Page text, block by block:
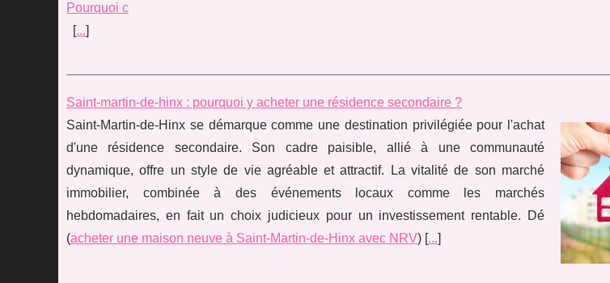
Pourquoi c
[...]
Saint-martin-de-hinx : pourquoi y acheter une résidence secondaire ?
Saint-Martin-de-Hinx se démarque comme une destination privilégiée pour l'achat
d'une résidence secondaire. Son cadre paisible, allié à une communauté
dynamique, offre un style de vie agréable et attractif. La vitalité de son marché
immobilier, combinée à des événements locaux comme les marchés
hebdomadaires, en fait un choix judicieux pour un investissement rentable. Dé
(acheter une maison neuve à Saint-Martin-de-Hinx avec NRV) [...]